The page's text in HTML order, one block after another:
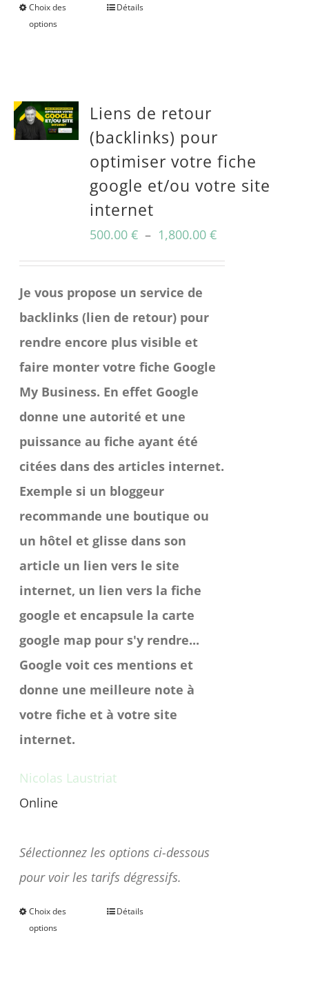
Choix des
options
Ce
variations.
Les
options
peuvent
être
choisies
sur
page
du
produit
Détails
Liens de retour
(backlinks) pour
optimiser votre fiche
google et/ou votre site
internet
500.00€ – 1,800.00€Plage
de
Je vous propose un service de
backlinks (lien de retour) pour
rendre encore plus visible et
faire monter votre fiche Google
My Business. En effet Google
donne une autorité et une
puissance au fiche ayant été
citées dans des articles internet.
Exemple si un bloggeur
recommande une boutique ou
un hôtel et glisse dans son
article un lien vers le site
internet, un lien vers la fiche
google et encapsule la carte
google map pour s'y rendre...
Google voit ces mentions et
donne une meilleure note à
votre fiche et à votre site
internet.
Nicolas Laustriat
Online
Sélectionnez les options ci-dessous
pour voir les tarifs dégressifs.
Choix des
options
CeDétails